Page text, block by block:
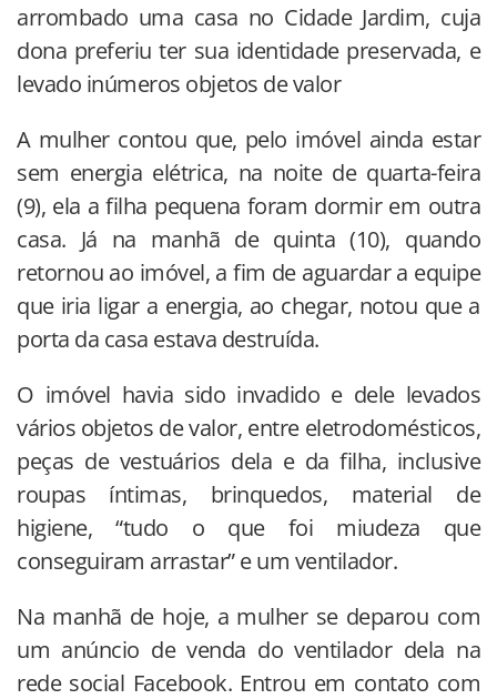
arrombado uma casa no Cidade Jardim, cuja
dona preferiu ter sua identidade preservada, e
levado inúmeros objetos de valor
A mulher contou que, pelo imóvel ainda estar
sem energia elétrica, na noite de quarta-feira
(9), ela a filha pequena foram dormir em outra
casa. Já na manhã de quinta (10), quando
retornou ao imóvel, a fim de aguardar a equipe
que iria ligar a energia, ao chegar, notou que a
porta da casa estava destruída.
O imóvel havia sido invadido e dele levados
vários objetos de valor, entre eletrodomésticos,
peças de vestuários dela e da filha, inclusive
roupas íntimas, brinquedos, material de
higiene, “tudo o que foi miudeza que
conseguiram arrastar” e um ventilador.
Na manhã de hoje, a mulher se deparou com
um anúncio de venda do ventilador dela na
rede social Facebook. Entrou em contato com